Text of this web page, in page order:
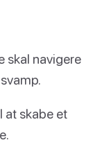
skal navigere
at skabe et